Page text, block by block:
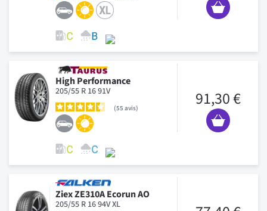
High Performance
205/55 R 16 91V
55 avis 91,30 €
Ziex ZE310A Ecorun AO
205/55 R 16 94V XL